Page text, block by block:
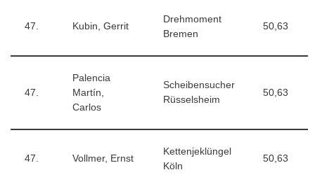
47. Kubin, Gerrit
Drehmoment
Bremen
50,63
47.
Palencia
Martín,
Carlos
Scheibensucher
Rüsselsheim
50,63
47. Vollmer, Ernst
Kettenjeklüngel
Köln
50,63